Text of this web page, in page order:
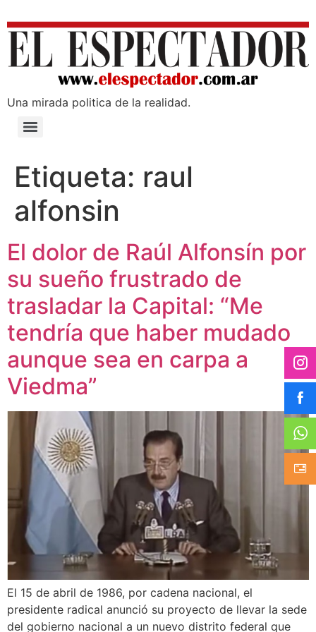
Una mirada poli­tica de la realidad.
Etiqueta: raul
alfonsin
El dolor de Raúl Alfonsín por
su sueño frustrado de
trasladar la Capital: “Me
tendría que haber mudado
aunque sea en carpa a
Viedma”
El 15 de abril de 1986, por cadena nacional, el
presidente radical anunció su proyecto de llevar la sede
del gobierno nacional a un nuevo distrito federal que